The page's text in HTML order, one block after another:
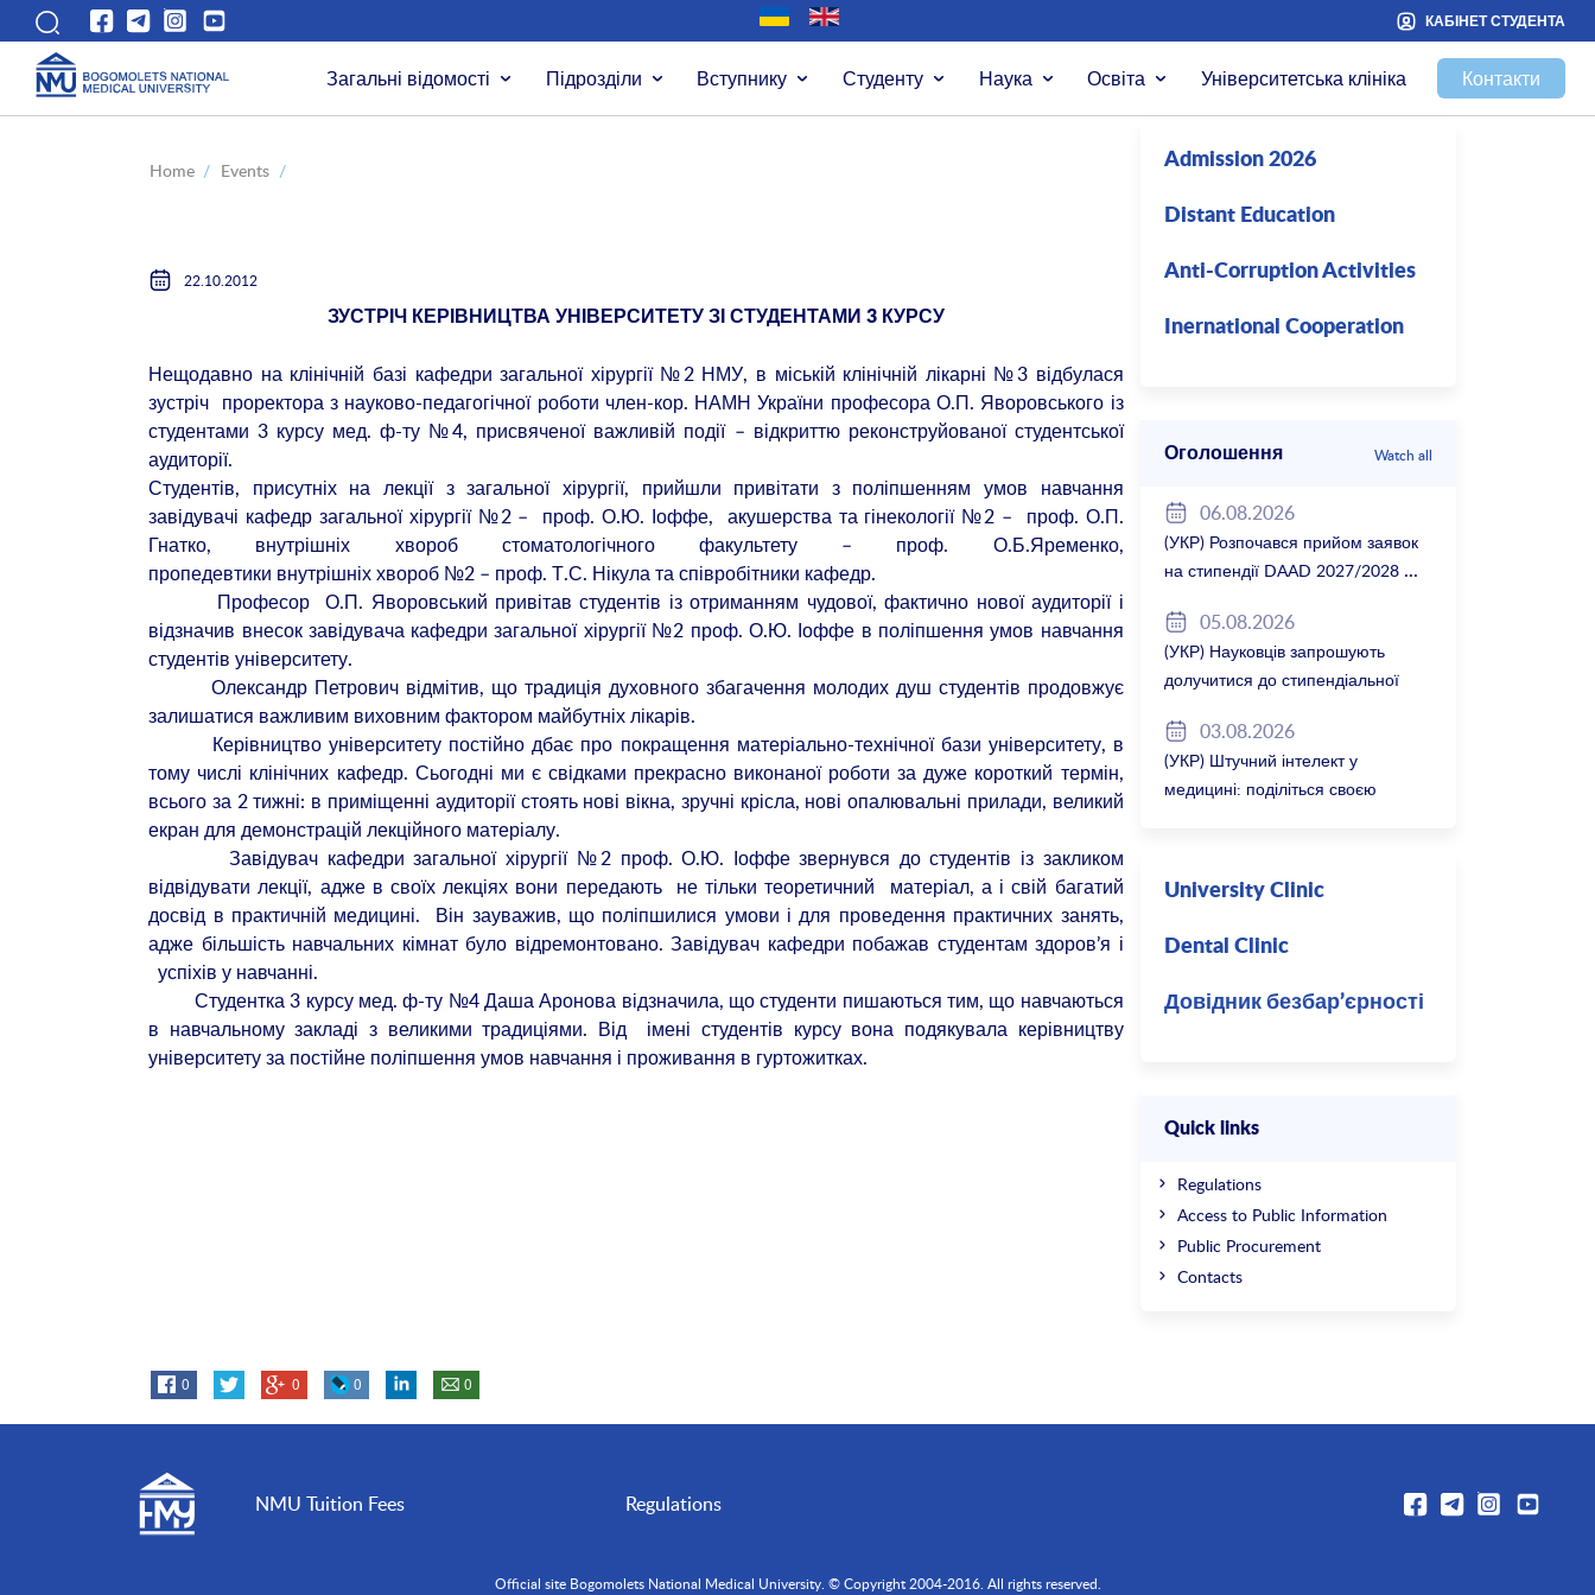
КАБІНЕТ СТУДЕНТА
Загальні відомості Підрозділи Вступнику Студенту Наука Освіта Університетська клініка Контакти
Home / Events /
22.10.2012
ЗУСТРІЧ КЕРІВНИЦТВА УНІВЕРСИТЕТУЗІ СТУДЕНТАМИ 3 КУРСУ
Нещодавно на клінічній базі кафедри загальної хірургії №2 НМУ, в міській клінічній лікарні №3 відбулася
зустріч проректора з науково-педагогічної роботи член-кор. НАМН України професора О.П. Яворовського із
студентами 3 курсу мед. ф-ту №4, присвяченої важливій події – відкриттю реконструйованої студентської
аудиторії.
Студентів, присутніх на лекції з загальної хірургії, прийшли привітати з поліпшенням умов навчання
завідувачі кафедр загальної хірургії №2 – проф. О.Ю. Іоффе, акушерства та гінекології №2 – проф. О.П.
Гнатко, внутрішніх хвороб стоматологічного факультету – проф. О.Б.Яременко,
пропедевтики внутрішніх хвороб №2 – проф. Т.С. Нікула та співробітники кафедр.
Професор О.П. Яворовський привітав студентів із отриманням чудової, фактично нової аудиторії і
відзначив внесок завідувача кафедри загальної хірургії №2 проф. О.Ю. Іоффе в поліпшення умов навчання
студентів університету.
Олександр Петрович відмітив, що традиція духовного збагачення молодих душ студентів продовжує
залишатися важливим виховним фактором майбутніх лікарів.
Керівництво університету постійно дбає про покращення матеріально-технічної бази університету, в
тому числі клінічних кафедр. Сьогодні ми є свідками прекрасно виконаної роботи за дуже короткий термін,
всього за 2 тижні: в приміщенні аудиторії стоять нові вікна, зручні крісла, нові опалювальні прилади, великий
екран для демонстрацій лекційного матеріалу.
Завідувач кафедри загальної хірургії №2 проф. О.Ю. Іоффе звернувся до студентів із закликом
відвідувати лекції, адже в своїх лекціях вони передають не тільки теоретичний матеріал, а і свій багатий
досвід в практичній медицині. Він зауважив, що поліпшилися умови і для проведення практичних занять,
адже більшість навчальних кімнат було відремонтовано. Завідувач кафедри побажав студентам здоров’я і
успіхів у навчанні.
Студентка 3 курсу мед. ф-ту №4 Даша Аронова відзначила, що студенти пишаються тим, що навчаються
в навчальному закладі з великими традиціями. Від імені студентів курсу вона подякувала керівництву
університету за постійне поліпшення умов навчання і проживання в гуртожитках.
0 0 0 0
Admission 2026
Distant Education
Anti-Corruption Activities
Inernational Cooperation
Оголошення Watch all
06.08.2026
(УКР) Розпочався прийом заявок
на стипендії DAAD 2027/2028
05.08.2026
(УКР) Науковців запрошують
долучитися до стипендіальної
Баварія 2027/28
03.08.2026
(УКР) Штучний інтелект у
медицині: поділіться своєю
University Clinic
Dental Clinic
Довідник безбар’єрності
Quick links
Regulations
Access to Public Information
Public Procurement
Contacts
NMU Tuition Fees Regulations
Official site Bogomolets National Medical University. © Copyright 2004-2016. All rights reserved.